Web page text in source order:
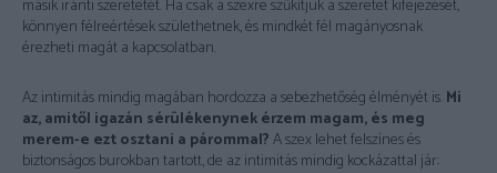
másik iránti szeretetét. Ha csak a szexre szűkítjük a szeretet kifejezését,
könnyen félreértések születhetnek, és mindkét fél magányosnak
érezheti magát a kapcsolatban.
Az intimitás mindig magában hordozza a sebezhetőség élményét is. Mi
az, amitől igazán sérülékenynek érzem magam, és meg
merem-e ezt osztani a párommal?A szex lehet felszínes és
biztonságos burokban tartott, de az intimitás mindig kockázattal jár: